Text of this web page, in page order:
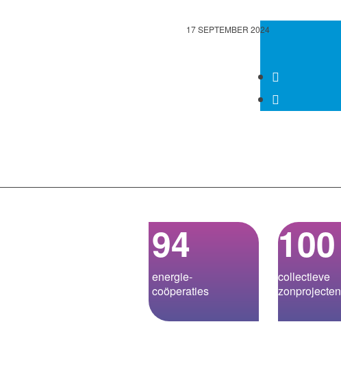
17 SEPTEMBER 2024
94
energie­-
coöperaties
100
collectieve
zonprojecten